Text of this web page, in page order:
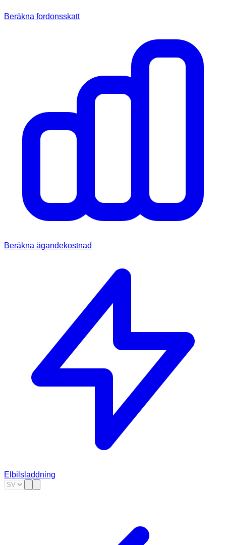
Beräkna fordonsskatt
Beräkna ägandekostnad
Elbilsladdning